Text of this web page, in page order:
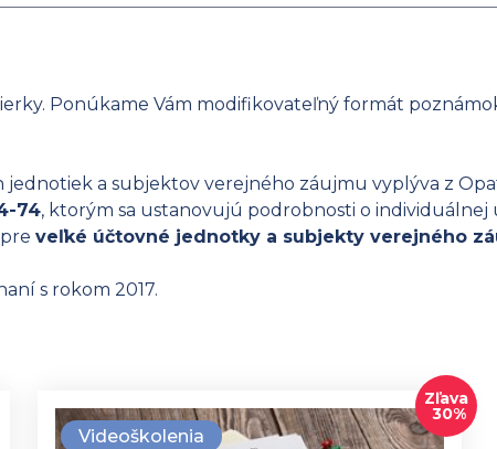
Ponúkame Vám modifikovateľný formát
a subjektov verejného záujmu vyplýva z
74, ktorým sa ustanovujú podrobnosti o
veľké účtovné jednotky a subjekty verejného
s rokom 2017.
Videoškolenia
Zľava
30%